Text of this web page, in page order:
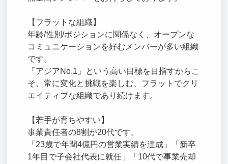
【フラットな組織】
年齢/性別/ポジションに関係なく、オープンな
コミュニケーションを好むメンバーが多い組織
です。
「アジアNo.1」という高い目標を目指すからこ
そ、常に変化と挑戦を楽しむ、フラットでクリ
エイティブな組織であり続けます。
【若手が育ちやすい】
事業責任者の8割が20代です。
「23歳で年間4億円の営業実績を達成」「新卒
1年目で子会社代表に就任」「10代で事業売却